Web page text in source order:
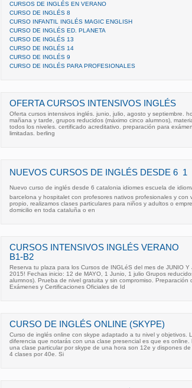
CURSOS DE INGLÉS EN VERANO
CURSO DE INGLÉS 8
CURSO INFANTIL INGLÉS MAGIC ENGLISH
CURSO DE INGLÉS ED. PLANETA
CURSO DE INGLÉS 13
CURSO DE INGLÉS 14
CURSO DE INGLÉS 9
CURSO DE INGLÉS PARA PROFESIONALES
OFERTA CURSOS INTENSIVOS INGLÉS
Oferta cursos intensivos inglés. junio, julio, agosto y septiembre.
mañana y tarde, grupos reducidos (máximo cinco alumnos),
todos los niveles. certificado acreditativo. preparación para
limitadas. berling
NUEVOS CURSOS DE INGLÉS DESDE 6  1
Nuevo curso de inglés desde 6 catalonia idiomes escuela de
barcelona y hospitalet con profesores nativos profesionales y con
propio, realizamos clases particulares para niños y adultos o
domicilio en toda cataluña o en
CURSOS INTENSIVOS INGLÉS VERANO
B1-B2
Reserva tu plaza para los Cursos de INGLéS del mes de JUNIO Y
2015! Fechas inicio: 12 de MAYO, 1 Junio, 1 julio Grupos
alumnos). Prueba de nivel gratuita y sin compromiso. Preparación
Exámenes y Certificaciones Oficiales de Id
CURSO DE INGLÉS ONLINE (SKYPE)
Curso de inglés online con skype adaptado a tu nivel y objetivos.
diferencia que notarás con una clase presencial es que es online.
una clase particular por skype de una hora son 12e y dispones
4 clases por 40e. Si